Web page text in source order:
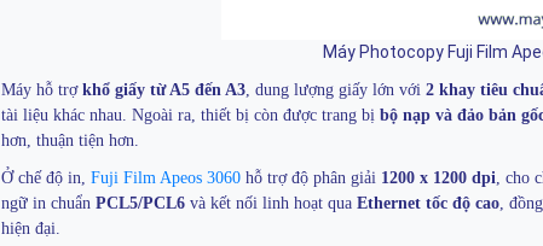
Máy Photocopy Fuji Film
Máy hỗ trợ khổ giấy từ A5 đến A3, dung lượng giấy lớn với 2 khay tiêu
tài liệu khác nhau. Ngoài ra, thiết bị còn được trang bị bộ nạp và đảo bản
hơn, thuận tiện hơn.
Ở chế độ in, Fuji Film Apeos 3060 hỗ trợ độ phân giải 1200 x 1200 dpi, cho
ngữ in chuẩn PCL5/PCL6 và kết nối linh hoạt qua Ethernet tốc độ cao,
hiện đại.